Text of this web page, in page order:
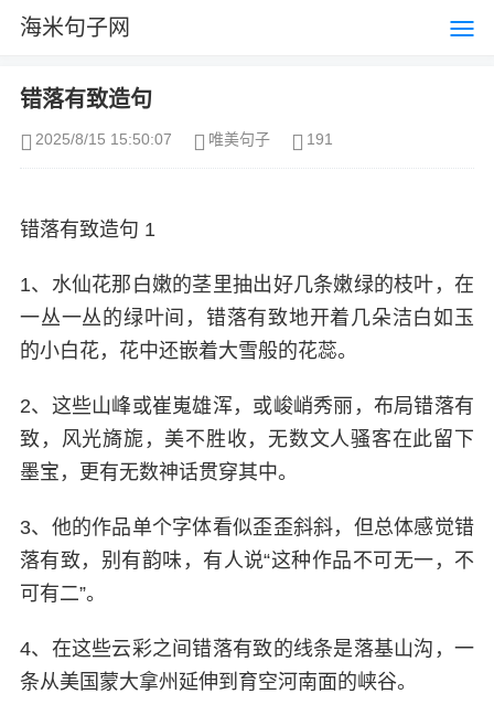
海米句子网
错落有致造句
2025/8/15 15:50:07 唯美句子 191
错落有致造句 1
1、水仙花那白嫩的茎里抽出好几条嫩绿的枝叶，在
一丛一丛的绿叶间，错落有致地开着几朵洁白如玉
的小白花，花中还嵌着大雪般的花蕊。
2、这些山峰或崔嵬雄浑，或峻峭秀丽，布局错落有
致，风光旖旎，美不胜收，无数文人骚客在此留下
墨宝，更有无数神话贯穿其中。
3、他的作品单个字体看似歪歪斜斜，但总体感觉错
落有致，别有韵味，有人说“这种作品不可无一，不
可有二”。
4、在这些云彩之间错落有致的线条是落基山沟，一
条从美国蒙大拿州延伸到育空河南面的峡谷。